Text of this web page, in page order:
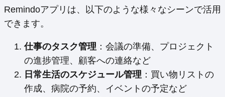
Remindoアプリは、以下のような様々なシーンで活用
できます。
仕事のタスク管理 ：会議の準備、プロジェクト
の進捗管理、顧客への連絡など
日常生活のスケジュール管理 ：買い物リストの
作成、病院の予約、イベントの予定など